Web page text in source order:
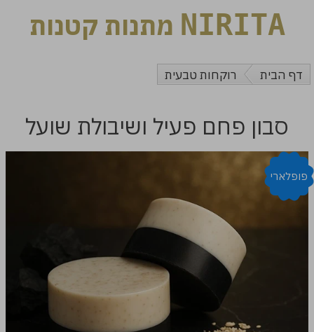
NIRITA מתנות קטנות
דף הבית רוקחות טבעית
סבון פחם פעיל ושיבולת שועל
פופלארי